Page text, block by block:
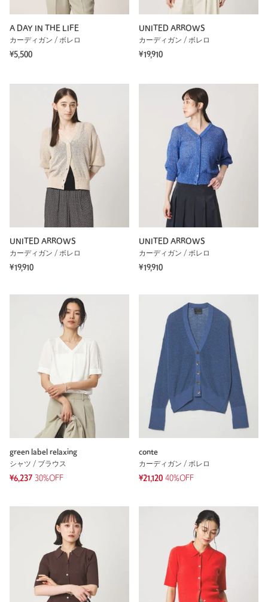
A DAY IN THE LIFE
カーディガン / ボレロ
¥5,500
UNITED ARROWS
カーディガン / ボレロ
¥19,910
UNITED ARROWS
カーディガン / ボレロ
¥19,910
UNITED ARROWS
カーディガン / ボレロ
¥19,910
green label relaxing
シャツ / ブラウス
¥6,237 30%OFF
conte
カーディガン / ボレロ
¥21,120 40%OFF